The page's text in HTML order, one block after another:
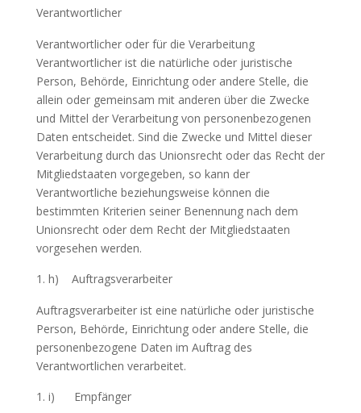
Verantwortlicher
Verantwortlicher oder für die Verarbeitung
Verantwortlicher ist die natürliche oder juristische
Person, Behörde, Einrichtung oder andere Stelle, die
allein oder gemeinsam mit anderen über die Zwecke
und Mittel der Verarbeitung von personenbezogenen
Daten entscheidet. Sind die Zwecke und Mittel dieser
Verarbeitung durch das Unionsrecht oder das Recht der
Mitgliedstaaten vorgegeben, so kann der
Verantwortliche beziehungsweise können die
bestimmten Kriterien seiner Benennung nach dem
Unionsrecht oder dem Recht der Mitgliedstaaten
vorgesehen werden.
h) Auftragsverarbeiter
Auftragsverarbeiter ist eine natürliche oder juristische
Person, Behörde, Einrichtung oder andere Stelle, die
personenbezogene Daten im Auftrag des
Verantwortlichen verarbeitet.
i) Empfänger